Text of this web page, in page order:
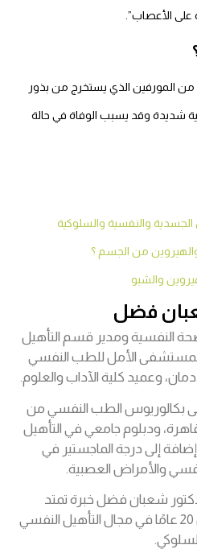
الأعصاب”.
المورفين الذي يستخرج من بذور
شديدة وقد يسبب الوفاة في حالة
والنفسية والسلوكية
من الجسم ؟
والشبو
فضل
النفسية ومدير قسم التأهيل
الأمل للطب النفسي
وعميد كلية الآداب والعلوم.
بكالوريوس الطب النفسي من
ودبلوم جامعي في التأهيل
إلى درجة الماجستير في
والأمراض العصبية.
شعبان فضل خبرة تمتد
لأكثر من 20 عامًا في مجال التأهيل النفسي